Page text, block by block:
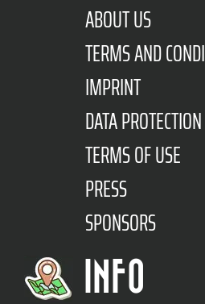
ABOUT US
TERMS AND
IMPRINT
DATA PROTECTION
TERMS OF USE
PRESS
SPONSORS
INFO